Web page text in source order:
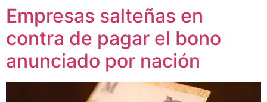
Empresas salteñas en
contra de pagar el bono
anunciado por nación